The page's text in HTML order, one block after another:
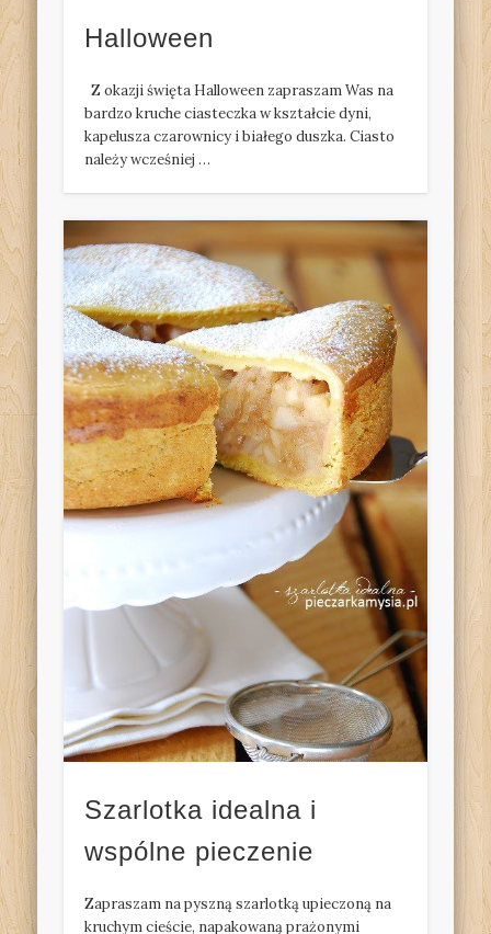
Halloween
Z okazji święta Halloween zapraszam Was na
bardzo kruche ciasteczka w kształcie dyni,
kapelusza czarownicy i białego duszka. Ciasto
należy wcześniej …
Szarlotka idealna i
wspólne pieczenie
Zapraszam na pyszną szarlotką upieczoną na
kruchym cieście, napakowaną prażonymi